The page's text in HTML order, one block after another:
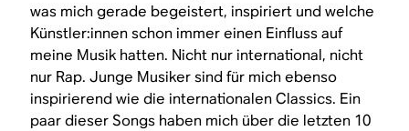
was mich gerade begeistert, inspiriert und welche
Künstler:innen schon immer einen Einfluss auf
meine Musik hatten. Nicht nur international, nicht
nur Rap. Junge Musiker sind für mich ebenso
inspirierend wie die internationalen Classics. Ein
paar dieser Songs haben mich über die letzten 10